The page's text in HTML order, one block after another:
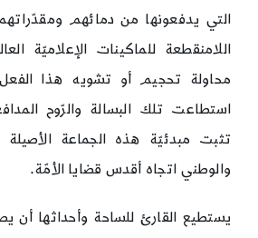
التي يدفعونها من دمائهم
اللامنقطعة للماكينات الإعلاميّة
محاولة تحجيم أو تشويه هذا الفعل
استطاعت تلك البسالة والرّوح
تثبت مبدئيّة هذه الجماعة الأصيلة
والوطني اتجاه أقدس قضايا الأمّة.
يستطيع القارئ للساحة وأحداثها أن